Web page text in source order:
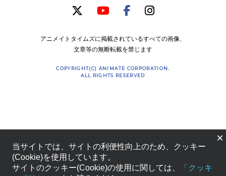
アニメイトタイムズに掲載されているすべての画像、
文章等の無断転載を禁じます
COPYRIGHT(C) ANIMATE CORPORATION.
ALL RIGHTS RESERVED
×
当サイトでは、サイトの利便性向上のため、クッキー
(Cookie)を使用しています。
サイトのクッキー(Cookie)の使用に関しては、
「クッキ